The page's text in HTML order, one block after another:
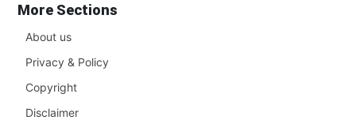
More Sections
About us
Privacy & Policy
Copyright
Disclaimer